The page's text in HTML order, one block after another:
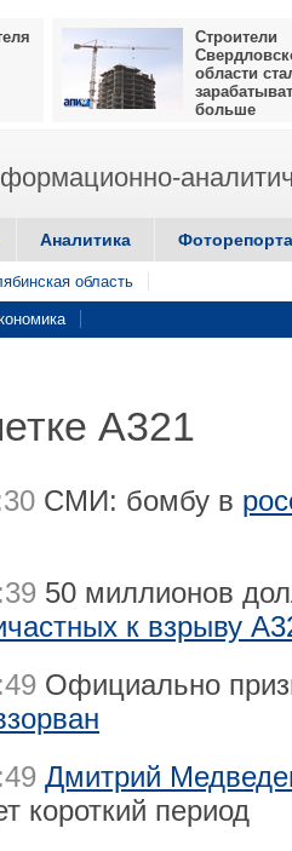
Строители
области
больше
Аналитика
область
А321
СМИ: бомбу в
50 миллионов
к взрыву
Официально
Дмитрий
короткий период